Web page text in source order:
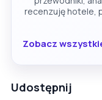
recenzuję hotele,
Zobacz
Udostępnij